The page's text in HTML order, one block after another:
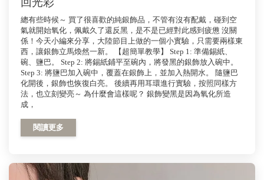
總有些時候～ 買了很喜歡的純銀飾品，不管有沒有配戴，碰到空
氣就開始氧化，佩戴久了還反黑，是不是已經對此感到疲憊 沒關
係！今天小編來分享，大陸節目上做的一個小實驗，只需要兩樣東
西，讓銀飾立馬煥然一新。 【超簡單教學】 Step 1: 準備錫紙、
碗、鹽巴。 Step 2: 將錫紙鋪平至碗內，將發黑的銀飾放入碗中。
Step 3: 將鹽巴加入碗中，覆蓋在銀飾上，並加入熱開水。 隨鹽巴
化開後，銀飾也恢復白亮。 後續再用耳環進行實驗，按照同樣方
法，也立刻變亮～ 為什麼會這樣呢？ 銀飾變黑是因為氧化所造
成，
閱讀更多